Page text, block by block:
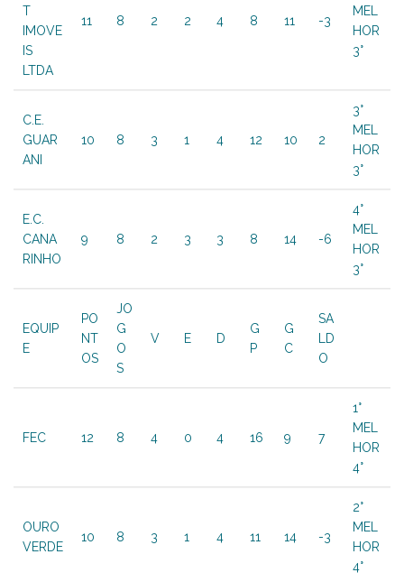
T
IMOVE
IS
LTDA
11 8 2 2 4 8 11 -3
MEL
HOR
3°
C.E.
GUAR
ANI
10 8 3 1 4 12 10 2
3°
MEL
HOR
3°
E.C.
CANA
RINHO
9 8 2 3 3 8 14 -6
4°
MEL
HOR
3°
EQUIP
E
PO
NT
OS
JO
G
O
S
V E D
G
P
G
C
SA
LD
O
FEC 12 8 4 0 4 16 9 7
1°
MEL
HOR
4°
OURO
VERDE
10 8 3 1 4 11 14 -3
2°
MEL
HOR
4°